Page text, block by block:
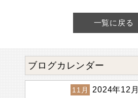
一覧に戻る
ブログカレンダー
11月 2024年12月